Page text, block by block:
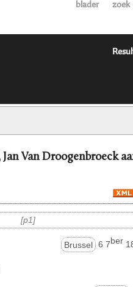
blader zoek
Van Droogenbroeck
p1
Brussel 6 7ber